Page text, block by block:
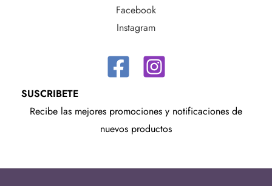
Facebook
Instagram
SUSCRIBETE
Recibe las mejores promociones y notificaciones de
nuevos productos